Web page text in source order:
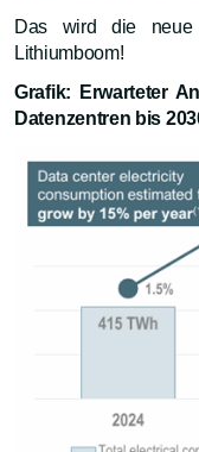
Das wird die neue
Lithiumboom!
Grafik: Erwarteter
Datenzentren bis